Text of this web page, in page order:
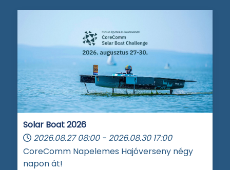
Solar Boat 2026
2026.08.27 08:00 - 2026.08.30 17:00
CoreComm Napelemes Hajóverseny négy
napon át!